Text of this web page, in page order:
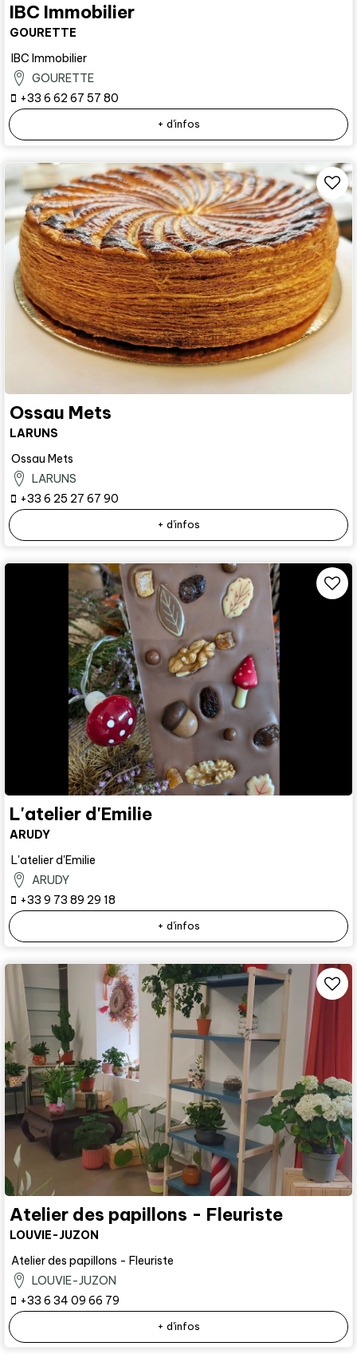
IBC Immobilier
GOURETTE
IBC Immobilier
GOURETTE
+33 6 62 67 57 80
+ d'infos
Ossau Mets
LARUNS
Ossau Mets
LARUNS
+33 6 25 27 67 90
+ d'infos
L'atelier d'Emilie
ARUDY
L'atelier d'Emilie
ARUDY
+33 9 73 89 29 18
+ d'infos
Atelier des papillons - Fleuriste
LOUVIE-JUZON
Atelier des papillons - Fleuriste
LOUVIE-JUZON
+33 6 34 09 66 79
+ d'infos